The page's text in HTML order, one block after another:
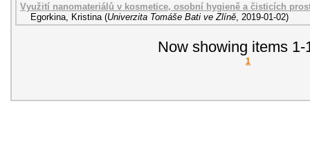
Využití nanomateriálů v kosmetice, osobní hygieně a čisticích
Egorkina, Kristina (Univerzita Tomáše Bati ve Zlíně 2019-01-02)
Now showing items 1-
1